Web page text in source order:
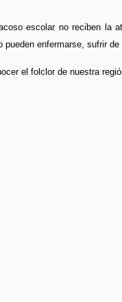
escolar no reciben la
enfermarse, sufrir de
el folclor de nuestra